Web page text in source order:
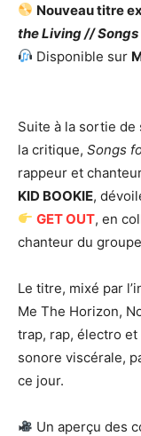
Nouveau titre
the Living // Songs
Disponible sur
Suite à la sortie de
la critique, Songs
rappeur et
KID BOOKIE,
GET OUT, en
chanteur du
Le titre, mixé par
Me The Horizon,
trap, rap, électro
sonore viscérale,
ce jour.
Un aperçu des